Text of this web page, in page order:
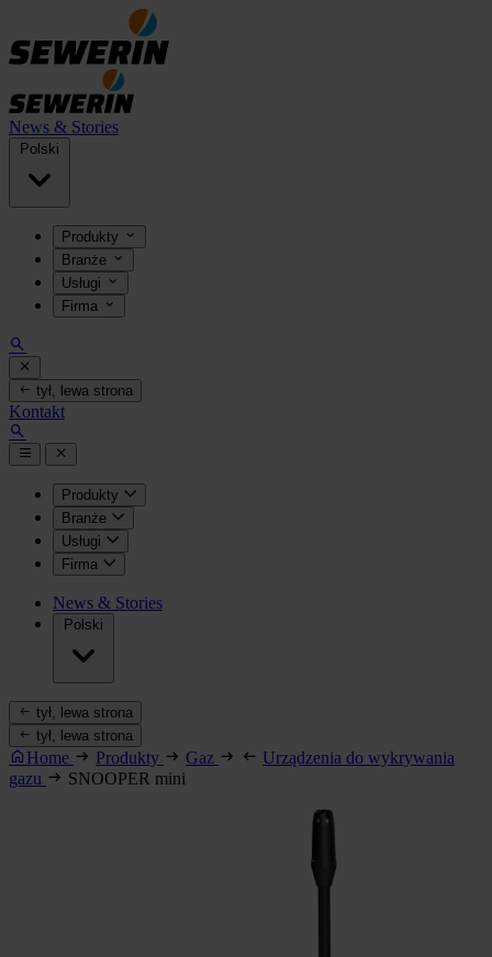
News & Stories
Polski
Produkty
Branże
Usługi
Firma
tył, lewa strona
Kontakt
Produkty
Branże
Usługi
Firma
News & Stories
Polski
tył, lewa strona
tył, lewa strona
Home Produkty Gaz
Urządzenia do wykrywania
gazu
SNOOPER mini